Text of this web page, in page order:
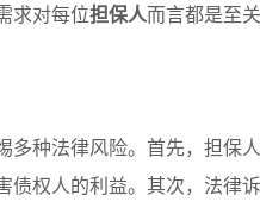
求对每位担保人而言都是至
多种法律风险。首先，担保
债权人的利益。其次，法律